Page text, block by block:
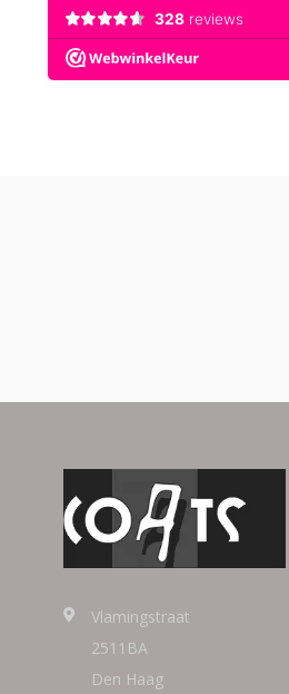
Vlamingstraat
2511BA
Den Haag